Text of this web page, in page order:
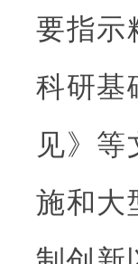
要指示
科研基
见》
施和大